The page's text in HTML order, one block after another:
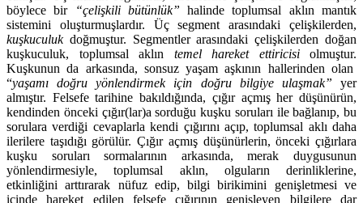
böylece bir
“çelişkili bütünlük” halinde toplumsal aklın mantık
sistemini oluşturmuşlardır. Üç segment arasındaki çelişkilerden,
kuşkuculuk doğmuştur. Segmentler arasındaki çelişkilerden doğan
kuşkuculuk, toplumsal aklın temel hareket ettiricisiolmuştur.
Kuşkunun da arkasında, sonsuz yaşam aşkının hallerinden olan
“yaşamı doğru yönlendirmek için doğru bilgiye ulaşmak”yer
almıştır. Felsefe tarihine bakıldığında, çığır açmış her düşünürün,
kendinden önceki çığır(lar)a sorduğu kuşku soruları ile bağlanıp, bu
sorulara verdiği cevaplarla kendi çığırını açıp, toplumsal aklı daha
ilerilere taşıdığı görülür. Çığır açmış düşünürlerin, önceki çığırlara
kuşku soruları sormalarının arkasında, merak duygusunun
yönlendirmesiyle, toplumsal aklın, olguların derinliklerine,
etkinliğini arttırarak nüfuz edip, bilgi birikimini genişletmesi ve
içinde hareket edilen felsefe çığırının genişleyen bilgilere dar